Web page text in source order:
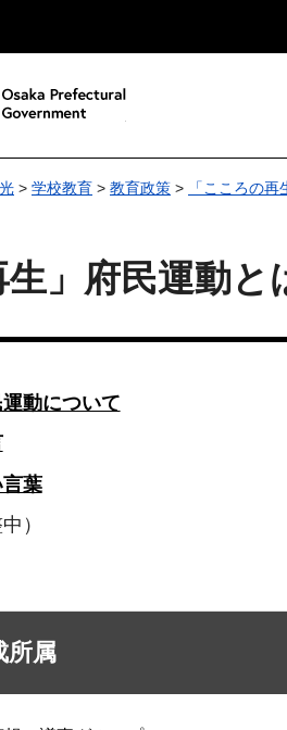
> 学校教育 > 教育政策 > 「こころの
生」府民運動と
運動について
言葉
）
所属